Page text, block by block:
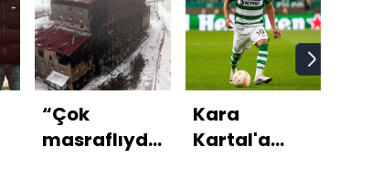
“Çok
masraflıydı,
Kara
Kartal'a